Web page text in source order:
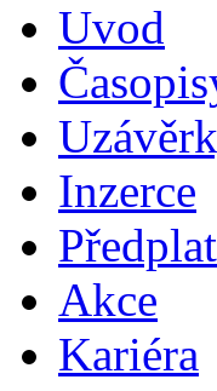
Uvod
Inzerce
Akce
Kariéra